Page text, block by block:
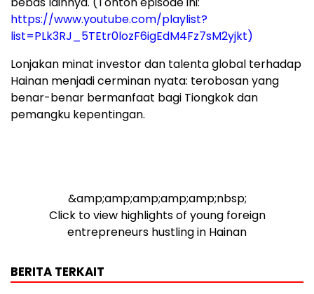
https://www.youtube.com/playlist?
list=PLk3RJ_5TEtr0lozF6igEdM4Fz7sM2yjkt)
Lonjakan minat investor dan talenta global terhadap
Hainan menjadi cerminan nyata: terobosan yang
benar-benar bermanfaat bagi Tiongkok dan
pemangku kepentingan.
&amp;amp;amp;amp;amp;nbsp;
Click to view highlights of young foreign
entrepreneurs hustling in Hainan
BERITA TERKAIT